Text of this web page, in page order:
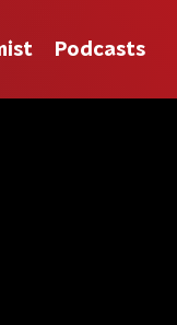
Podcasts